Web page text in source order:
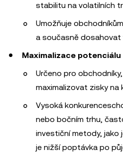
stabilitu na volatilních
Umožňuje
a současně dosahovat
Maximalizace
Určeno pro
maximalizovat zisky na
Vysoká
nebo bočním trhu,
investiční metody, jako
je nižší poptávka po